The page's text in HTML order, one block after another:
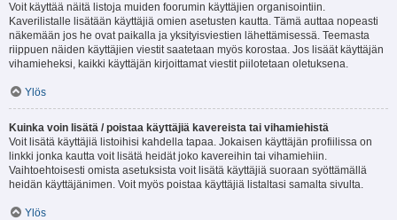
Voit käyttää näitä listoja muiden foorumin käyttäjien organisointiin.
Kaverilistalle lisätään käyttäjiä omien asetusten kautta. Tämä auttaa nopeasti
näkemään jos he ovat paikalla ja yksityisviestien lähettämisessä. Teemasta
riippuen näiden käyttäjien viestit saatetaan myös korostaa. Jos lisäät käyttäjän
vihamieheksi, kaikki käyttäjän kirjoittamat viestit piilotetaan oletuksena.
Ylös
Kuinka voin lisätä / poistaa käyttäjiä kavereista tai vihamiehistä
Voit lisätä käyttäjiä listoihisi kahdella tapaa. Jokaisen käyttäjän profiilissa on
linkki jonka kautta voit lisätä heidät joko kavereihin tai vihamiehiin.
Vaihtoehtoisesti omista asetuksista voit lisätä käyttäjiä suoraan syöttämällä
heidän käyttäjänimen. Voit myös poistaa käyttäjiä listaltasi samalta sivulta.
Ylös